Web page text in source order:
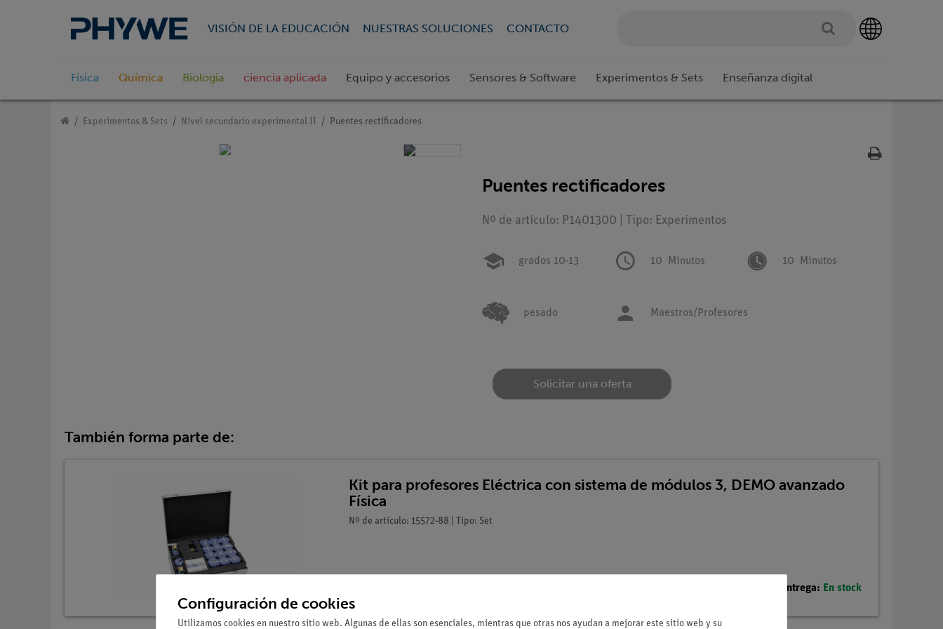
VISIÓN DE LA EDUCACIÓN NUESTRAS SOLUCIONES CONTACTO
Física Química Biologia ciencia aplicada Equipo y accesorios Sensores & Software Experimentos & Sets Enseñanza digital
Experimentos & Sets Nivel secundario experimental II Puentes rectificadores
Puentes rectificadores
Nº de artículo: P1401300 | Tipo: Experimentos
grados 10-13 10 Minutos 10 Minutos
pesado Maestros/Profesores
Solicitar una oferta
También forma parte de:
Kit para profesores Eléctrica con sistema de módulos 3, DEMO avanzado
Física
Nº de artículo: 15572-88 | Tipo: Set
Plazo de entrega: En stock
Configuración de cookies
Utilizamos cookies en nuestro sitio web. Algunas de ellas son esenciales, mientras que otras nos ayudan a mejorar este sitio web y su